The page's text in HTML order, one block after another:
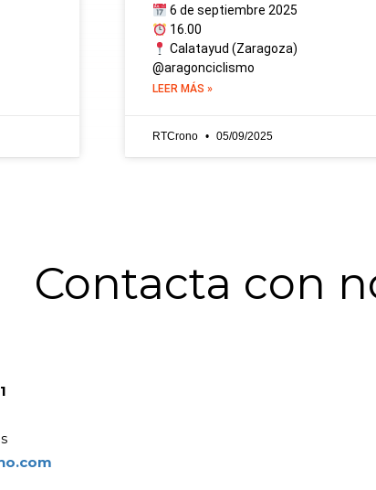
6 de septiembre 2025
16.00
Calatayud (Zaragoza)
@aragonciclismo
LEER MÁS »
RTCrono 05/09/2025
Contacta con